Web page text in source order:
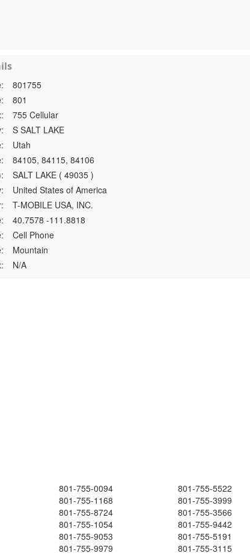
801755
801
755 Cellular
S SALT LAKE
Utah
84105, 84115, 84106
SALT LAKE ( 49035 )
United States of America
T-MOBILE USA, INC.
40.7578 -111.8818
Cell Phone
Mountain
N/A
801-755-0094
801-755-5522
801-755-1168
801-755-3999
801-755-8724
801-755-3566
801-755-1054
801-755-9442
801-755-9053
801-755-5191
801-755-9979
801-755-3115